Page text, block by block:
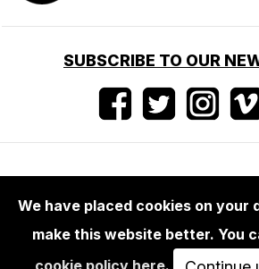
SUBSCRIBE TO OUR
Nutzungsbedingungen •
We have placed cookies on your
make this website better. You
cookie policy here.